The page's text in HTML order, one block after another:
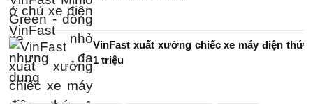
VinFast xuất xưởng chiếc xe máy điện thứ
1 triệu